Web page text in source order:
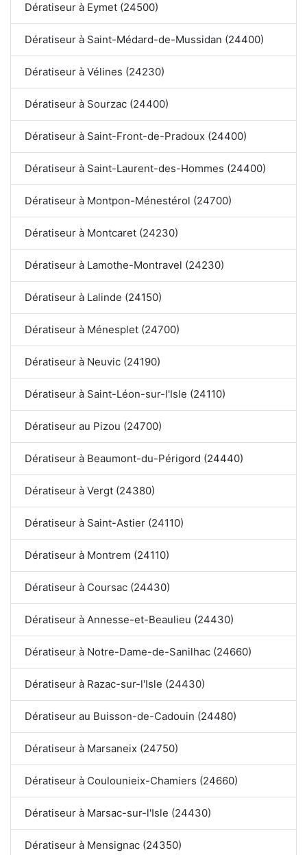
Dératiseur à Eymet (24500)
Dératiseur à Saint-Médard-de-Mussidan (24400)
Dératiseur à Vélines (24230)
Dératiseur à Sourzac (24400)
Dératiseur à Saint-Front-de-Pradoux (24400)
Dératiseur à Saint-Laurent-des-Hommes (24400)
Dératiseur à Montpon-Ménestérol (24700)
Dératiseur à Montcaret (24230)
Dératiseur à Lamothe-Montravel (24230)
Dératiseur à Lalinde (24150)
Dératiseur à Ménesplet (24700)
Dératiseur à Neuvic (24190)
Dératiseur à Saint-Léon-sur-l'Isle (24110)
Dératiseur au Pizou (24700)
Dératiseur à Beaumont-du-Périgord (24440)
Dératiseur à Vergt (24380)
Dératiseur à Saint-Astier (24110)
Dératiseur à Montrem (24110)
Dératiseur à Coursac (24430)
Dératiseur à Annesse-et-Beaulieu (24430)
Dératiseur à Notre-Dame-de-Sanilhac (24660)
Dératiseur à Razac-sur-l'Isle (24430)
Dératiseur au Buisson-de-Cadouin (24480)
Dératiseur à Marsaneix (24750)
Dératiseur à Coulounieix-Chamiers (24660)
Dératiseur à Marsac-sur-l'Isle (24430)
Dératiseur à Mensignac (24350)